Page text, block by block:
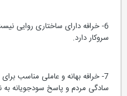
6- خرافه دارای ساختاری روایی نیست
سروکار دارد.
7- خرافه بهانه و عاملی مناسب برای
سادگی مردم و پاسخ سودجویانه به